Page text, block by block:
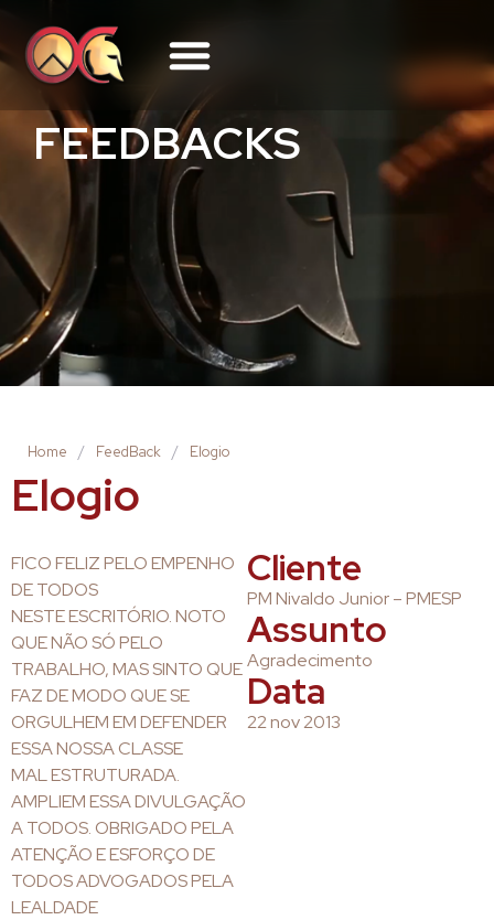
FEEDBACKS
Home / FeedBack / Elogio
Elogio
FICO FELIZ PELO EMPENHO
DE TODOS
NESTE ESCRITÓRIO. NOTO
QUE NÃO SÓ PELO
TRABALHO, MAS SINTO QUE
FAZ DE MODO QUE SE
ORGULHEM EM DEFENDER
ESSA NOSSA CLASSE
MAL ESTRUTURADA.
AMPLIEM ESSA DIVULGAÇÃO
A TODOS. OBRIGADO PELA
ATENÇÃO E ESFORÇO DE
TODOS ADVOGADOS PELA
LEALDADE
Cliente
PM Nivaldo Junior – PMESP
Assunto
Agradecimento
Data
22 nov 2013